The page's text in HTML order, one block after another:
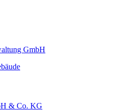
GmbH
& Co. KG